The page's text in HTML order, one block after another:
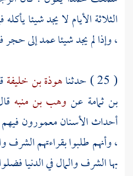
الثلاثة الأيام لا يجد شيئا
، وإذا لم يجد شيئا عمد إلى حجر
( 25 ) حدثنا
هوذة بن خليفة
بن ثمامة عن وهب بن منبه
أحداث الأسنان معمورون فيهم
، وأنهم طلبوا بقراءتهم الشرف
بها الشرف والمال في الدنيا